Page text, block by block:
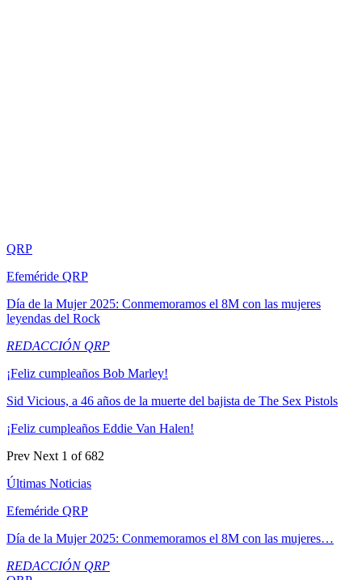
QRP
Efeméride QRP
Día de la Mujer 2025: Conmemoramos el 8M con las mujeres
leyendas del Rock
REDACCIÓN QRP
¡Feliz cumpleaños Bob Marley!
Sid Vicious, a 46 años de la muerte del bajista de The Sex Pistols
¡Feliz cumpleaños Eddie Van Halen!
Prev Next 1 of 682
Últimas Noticias
Efeméride QRP
Día de la Mujer 2025: Conmemoramos el 8M con las mujeres…
REDACCIÓN QRP